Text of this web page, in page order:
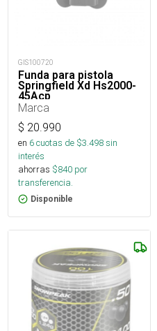
GIS100720
Funda para pistola
Springfield Xd Hs2000-
45Acp
Marca
$ 20.990
en 6cuotas de $3.498sin
interés
ahorras $840 por
transferencia.
Disponible